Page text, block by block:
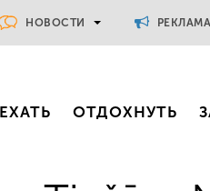
НОВОСТИ РЕКЛАМА
ОТДОХНУТЬ